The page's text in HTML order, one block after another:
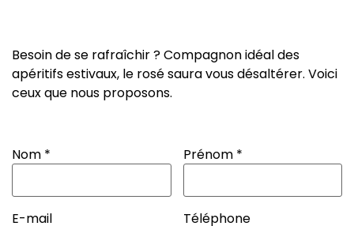
Besoin de se rafraîchir ? Compagnon idéal des
apéritifs estivaux, le rosé saura vous désaltérer. Voici
ceux que nous proposons.
Nom * Prénom *
E-mail Téléphone